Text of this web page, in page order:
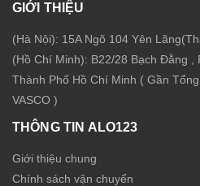
GIỚI THIỆU
(Hà Nội): 15A Ngõ 104 Yên
(Hồ Chí Minh): B22/28 Bạch Đằng ,
Thành Phố Hồ Chí Minh ( Gần
VASCO )
THÔNG TIN ALO123
Giới thiệu chung
Chính sách vận chuyển